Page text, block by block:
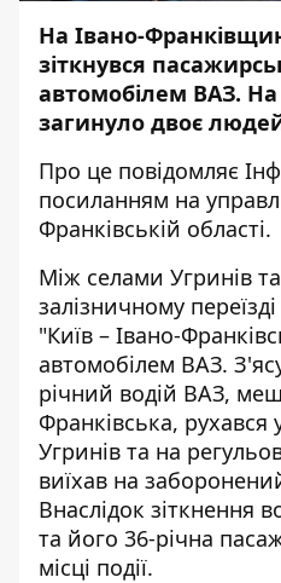
На Івано-
зіткнувся
автомобілем ВАЗ. На
загинуло двоє
Про це повідомляє
посиланням на
Франківській області.
Між селами Угринів
залізничному
"Київ – Івано-
автомобілем ВАЗ.
річний водій ВАЗ,
Франківська, рухався
Угринів та на
виїхав на
Внаслідок зіткнення
та його 36-річна
місці події.